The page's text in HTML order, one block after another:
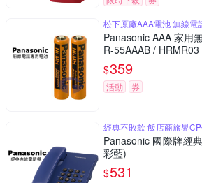
松下原廠AAA電池 無線電
Panasonic AAA 家用
R-55AAAB /
$359
活動 券
經典不敗款 飯店商旅界
Panasonic 國際牌經
彩藍)
$531